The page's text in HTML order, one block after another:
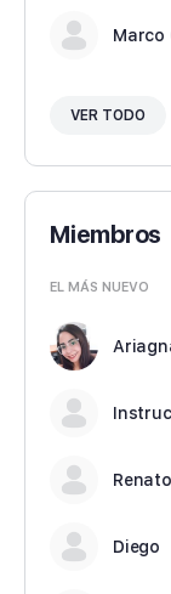
Marco
VER TODO
Miembros
EL MÁS NUEVO
Renato
Diego